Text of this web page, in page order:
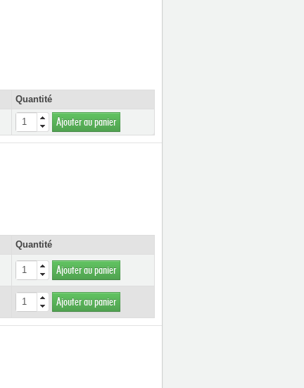
Quantité
Ajouter au panier
Quantité
Ajouter au panier
Ajouter au panier